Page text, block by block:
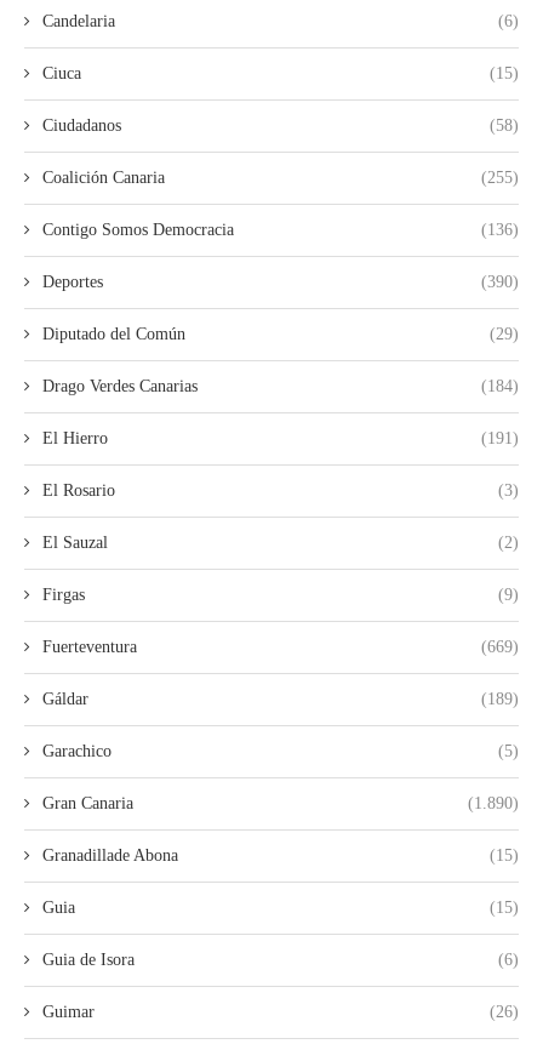
Candelaria (6)
Ciuca (15)
Ciudadanos (58)
Coalición Canaria (255)
Contigo Somos Democracia (136)
Deportes (390)
Diputado del Común (29)
Drago Verdes Canarias (184)
El Hierro (191)
El Rosario (3)
El Sauzal (2)
Firgas (9)
Fuerteventura (669)
Gáldar (189)
Garachico (5)
Gran Canaria (1.890)
Granadillade Abona (15)
Guia (15)
Guia de Isora (6)
Guimar (26)